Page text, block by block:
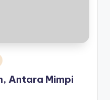
Antara Mimpi